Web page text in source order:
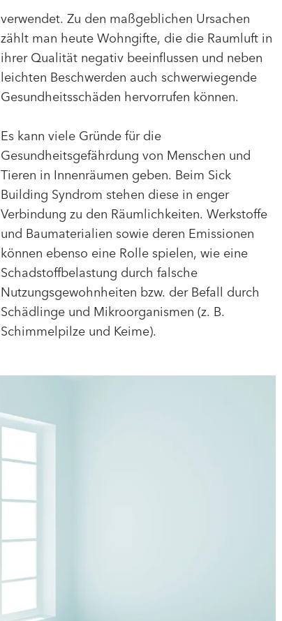
verwendet. Zu den maßgeblichen Ursachen
zählt man heute Wohngifte, die die Raumluft in
ihrer Qualität negativ beeinflussen und neben
leichten Beschwerden auch schwerwiegende
Gesundheitsschäden hervorrufen können.
Es kann viele Gründe für die
Gesundheitsgefährdung von Menschen und
Tieren in Innenräumen geben. Beim Sick
Building Syndrom stehen diese in enger
Verbindung zu den Räumlichkeiten. Werkstoffe
und Baumaterialien sowie deren Emissionen
können ebenso eine Rolle spielen, wie eine
Schadstoffbelastung durch falsche
Nutzungsgewohnheiten bzw. der Befall durch
Schädlinge und Mikroorganismen (z. B.
Schimmelpilze und Keime).